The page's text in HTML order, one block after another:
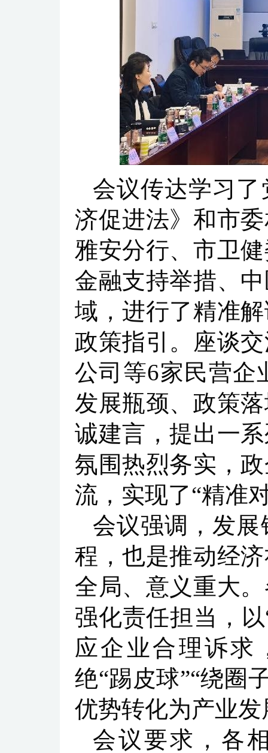
会议传达学习
济促进法》和市
雅安分行、市卫
金融支持举措、
域，进行了精准
政策指引。座谈
公司等6家民营企
发展瓶颈、政策
诚建言，提出一
氛围热烈务实，
流，实现了“精准
会议强调，发
程，也是推动经
全局、意义重大
强化责任担当，
应企业合理诉求
绝“踢皮球”“绕圈
优势转化为产业
会议要求，各